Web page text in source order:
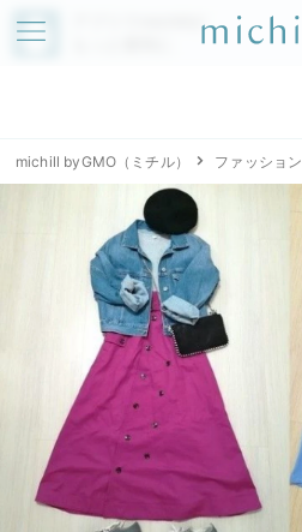
アプリでmichillが
michill byGMO（ミチル） ファッション